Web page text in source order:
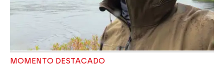
MOMENTO DESTACADO